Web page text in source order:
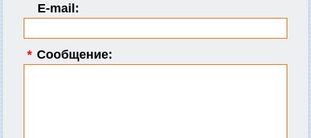
E-mail:
* Сообщение: